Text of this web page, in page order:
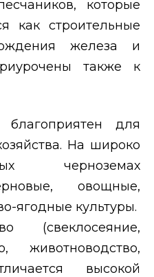
которые
как строительные
железа и
также к
благоприятен для
На широко
черноземах
овощные,
ягодные культуры.
(свеклосеяние,
животноводство,
высокой